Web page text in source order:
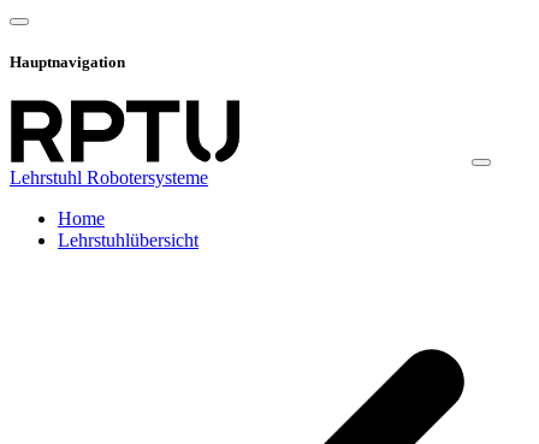
Hauptnavigation
Lehrstuhl Robotersysteme
Home
Lehrstuhlübersicht